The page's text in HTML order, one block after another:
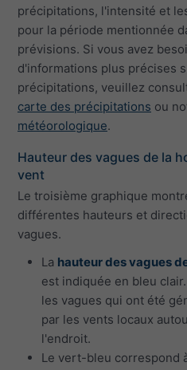
précipitations, l'intensité et
pour la période mentionnée
prévisions. Si vous avez
d'informations plus précises
précipitations, veuillez
carte des précipitations ou
météorologique.
Hauteur des vagues de la
vent
Le troisième graphique
différentes hauteurs et
vagues.
La hauteur des vagues
est indiquée en bleu
les vagues qui ont été
par les vents locaux
l'endroit.
Le vert-bleu correspond